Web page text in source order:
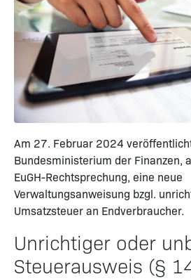
Am 27. Februar 2024
Bundesministerium der Finanzen,
EuGH-Rechtsprechung, eine neue
Verwaltungsanweisung bzgl.
Umsatzsteuer an Endverbraucher.
Unrichtiger oder
Steuerausweis (§